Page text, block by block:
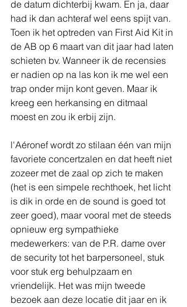
de datum dichterbij kwam. En ja, daar
had ik dan achteraf wel eens spijt van.
Toen ik het optreden van First Aid Kit in
de AB op 6 maart van dit jaar had laten
schieten bv. Wanneer ik de recensies
er nadien op na las kon ik me wel een
trap onder mijn kont geven. Maar ik
kreeg een herkansing en ditmaal
moest en zou ik erbij zijn.
l'Aéronef wordt zo stilaan één van mijn
favoriete concertzalen en dat heeft niet
zozeer met de zaal op zich te maken
(het is een simpele rechthoek, het licht
is dik in orde en de sound is goed tot
zeer goed), maar vooral met de steeds
opnieuw erg sympathieke
medewerkers: van de P.R. dame over
de security tot het barpersoneel, stuk
voor stuk erg behulpzaam en
vriendelijk. Het was mijn tweede
bezoek aan deze locatie dit jaar en ik